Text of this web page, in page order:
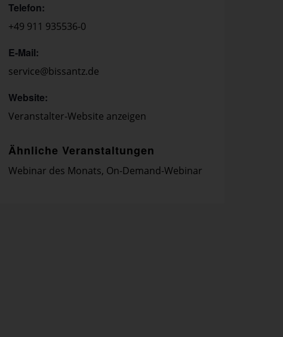
Telefon:
+49 911 935536-0
E-Mail:
service@bissantz.de
Website:
Veranstalter-Website anzeigen
Ähnliche Veranstaltungen
Webinar des Monats, On-Demand-Webinar